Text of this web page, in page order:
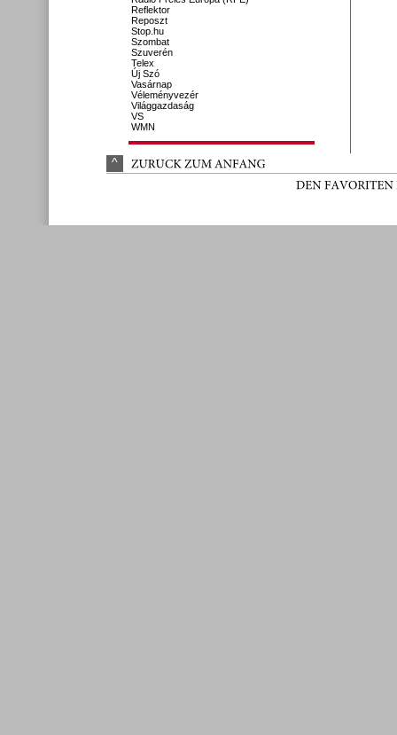
Reflektor
Reposzt
Stop.hu
Szombat
Szuverén
Telex
Új Szó
Vasárnap
Véleményvezér
Világgazdaság
VS
WMN
^ ZURÜCK ZUM ANFANG
DEN FAVORITEN